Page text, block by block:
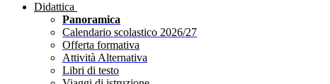
Didattica
Panoramica
Calendario scolastico 2026/27
Offerta formativa
Attività Alternativa
Libri di testo